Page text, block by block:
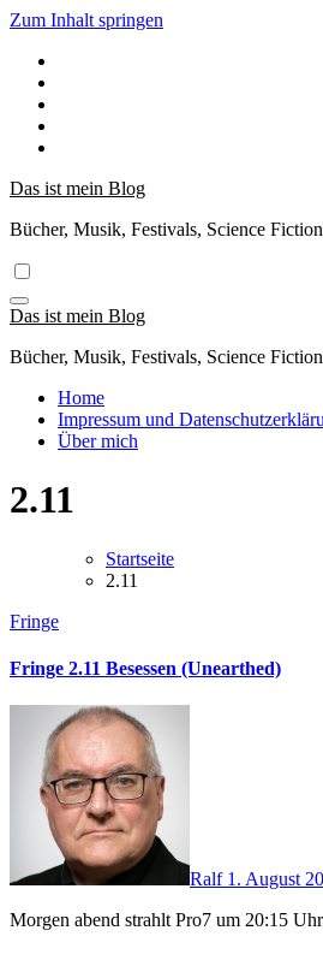
Zum Inhalt springen
Das ist mein Blog
Bücher, Musik, Festivals, Science
Das ist mein Blog
Bücher, Musik, Festivals, Science
Home
Impressum und
Über mich
2.11
Startseite
2.11
Fringe
Fringe 2.11 Besessen (Unearthed)
Ralf 1. August
Morgen abend strahlt Pro7 um 20:15